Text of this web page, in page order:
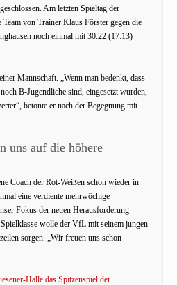
Am letzten Spieltag der
Team von Trainer Klaus Förster gegen die
noch einmal mit 30:22 (17:13)
Mannschaft. „Wenn man bedenkt, dass
B-Jugendliche sind, eingesetzt wurden,
betonte er nach der Begegnung mit
uns auf die höhere
Coach der Rot-Weißen schon wieder in
eine verdiente mehrwöchige
Fokus der neuen Herausforderung
wolle der VfL mit seinem jungen
sorgen. „Wir freuen uns schon
Halle das Spitzenspiel der